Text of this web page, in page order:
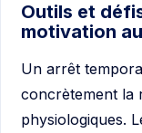
Outils et
motivation
Un arrêt
concrètement la
physiologiques.